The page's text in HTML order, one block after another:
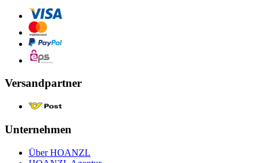
Versandpartner
Unternehmen
Über HOANZL